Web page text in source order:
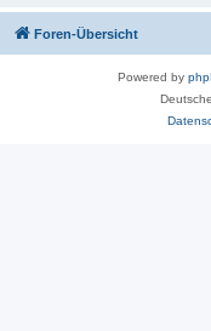
Foren-Übersicht
Powered by